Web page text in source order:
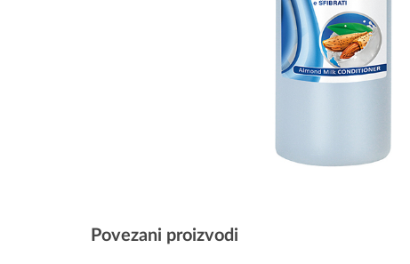
Povezani proizvodi